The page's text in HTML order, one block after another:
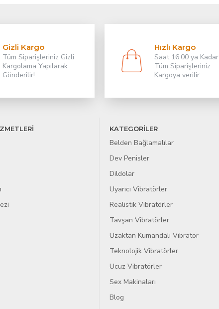
Gizli Kargo
Tüm Siparişleriniz Gizli
Kargolama Yapılarak
Gönderilir!
Hızlı Kargo
Saat 16:00 ya Kadar
Tüm Siparişleriniz
Kargoya verilir.
KATEGORİLER
Belden Bağlamalılar
Dev Penisler
Dildolar
Uyarıcı Vibratörler
Realistik Vibratörler
Tavşan Vibratörler
Uzaktan Kumandalı Vibratör
Teknolojik Vibratörler
Ucuz Vibratörler
Sex Makinaları
Blog